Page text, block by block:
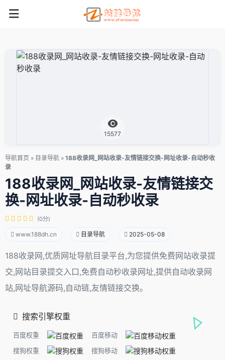
15577
导航首页 » 目录导航 » 188收录网_网站收录-友情链接交换-网址收录-自动秒收
录
188收录网_网站收录-友情链接交
换-网址收录-自动秒收录
(0分)
www.188dh.cn 目录导航 2025-05-08
188收录网,优质网址导航目录平台,为您提供免费网站收录提
交,网站目录提交入口,免费自动秒收录网址,提供自动收录网
站,网址导航源码,自动链,友情链接交换。
搜索引擎权重
百度权重
百度移动
搜狗权重
搜狗移动